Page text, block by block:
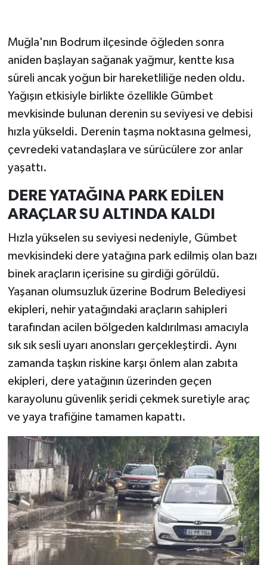
Muğla'nın Bodrum ilçesinde öğleden sonra
aniden başlayan sağanak yağmur, kentte kısa
süreli ancak yoğun bir hareketliliğe neden oldu.
Yağışın etkisiyle birlikte özellikle Gümbet
mevkisinde bulunan derenin su seviyesi ve debisi
hızla yükseldi. Derenin taşma noktasına gelmesi,
çevredeki vatandaşlara ve sürücülere zor anlar
yaşattı.
DERE YATAĞINA PARK EDİLEN
ARAÇLAR SU ALTINDA KALDI
Hızla yükselen su seviyesi nedeniyle, Gümbet
mevkisindeki dere yatağına park edilmiş olan bazı
binek araçların içerisine su girdiği görüldü.
Yaşanan olumsuzluk üzerine Bodrum Belediyesi
ekipleri, nehir yatağındaki araçların sahipleri
tarafından acilen bölgeden kaldırılması amacıyla
sık sık sesli uyarı anonsları gerçekleştirdi. Aynı
zamanda taşkın riskine karşı önlem alan zabıta
ekipleri, dere yatağının üzerinden geçen
karayolunu güvenlik şeridi çekmek suretiyle araç
ve yaya trafiğine tamamen kapattı.